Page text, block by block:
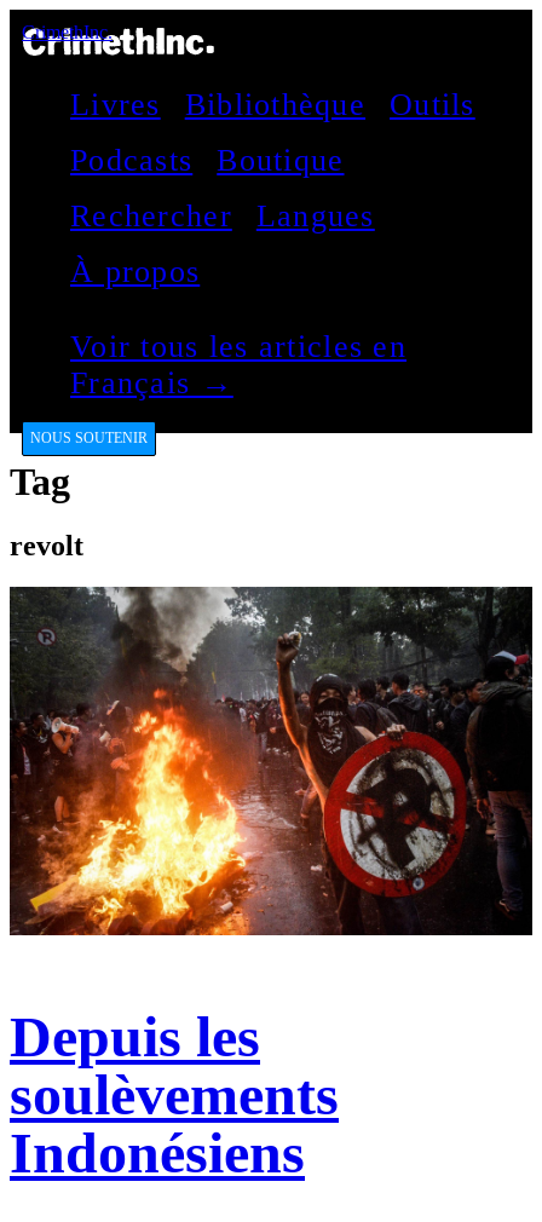
CrimethInc.
Livres Bibliothèque
Outils
Podcasts
Boutique
Rechercher
Langues
À propos
Voir tous les articles en
Français →
NOUS SOUTENIR
Tag
revolt
Depuis les
soulèvements
Indonésiens